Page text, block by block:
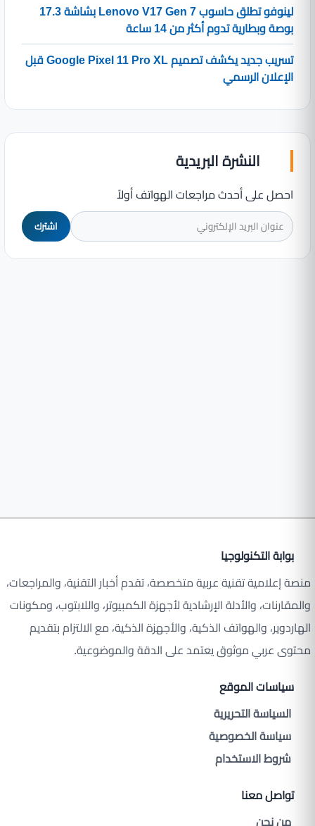
لينوفو تطلق حاسوب Lenovo V17 Gen 7 بشاشة 17.3
بوصة وبطارية تدوم أكثر من 14 ساعة
تسريب جديد يكشف تصميم Google Pixel 11 Pro XL قبل
الإعلان الرسمي
النشرة البريدية
احصل على أحدث مراجعات الهواتف أولاً
اشترك
بوابة التكنولوجيا
منصة إعلامية تقنية عربية متخصصة، تقدم أخبار التقنية، والمراجعات،
والمقارنات، والأدلة الإرشادية لأجهزة الكمبيوتر، واللابتوب، ومكونات
الهاردوير، والهواتف الذكية، والأجهزة الذكية، مع الالتزام بتقديم
محتوى عربي موثوق يعتمد على الدقة والموضوعية.
سياسات الموقع
السياسة التحريرية
سياسة الخصوصية
شروط الاستخدام
تواصل معنا